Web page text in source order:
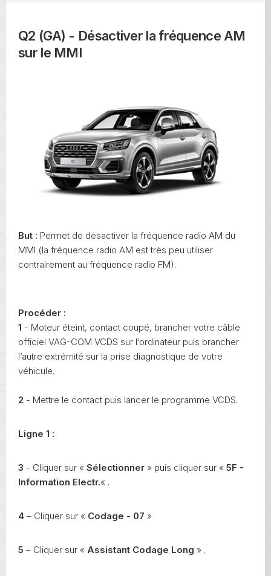
Q2 (GA) - Désactiver la fréquence AM
sur le MMI
But : Permet de désactiver la fréquence radio AM du
MMI (la fréquence radio AM est très peu utiliser
contrairement au fréquence radio FM).
Procéder :
1 - Moteur éteint, contact coupé, brancher votre câble
officiel VAG-COM VCDS sur l’ordinateur puis brancher
l’autre extrémité sur la prise diagnostique de votre
véhicule.
2 - Mettre le contact puis lancer le programme VCDS.
Ligne 1 :
3 - Cliquer sur « Sélectionner » puis cliquer sur « 5F -
Information Electr.« .
4 – Cliquer sur « Codage - 07 »
5 – Cliquer sur « Assistant Codage Long » .